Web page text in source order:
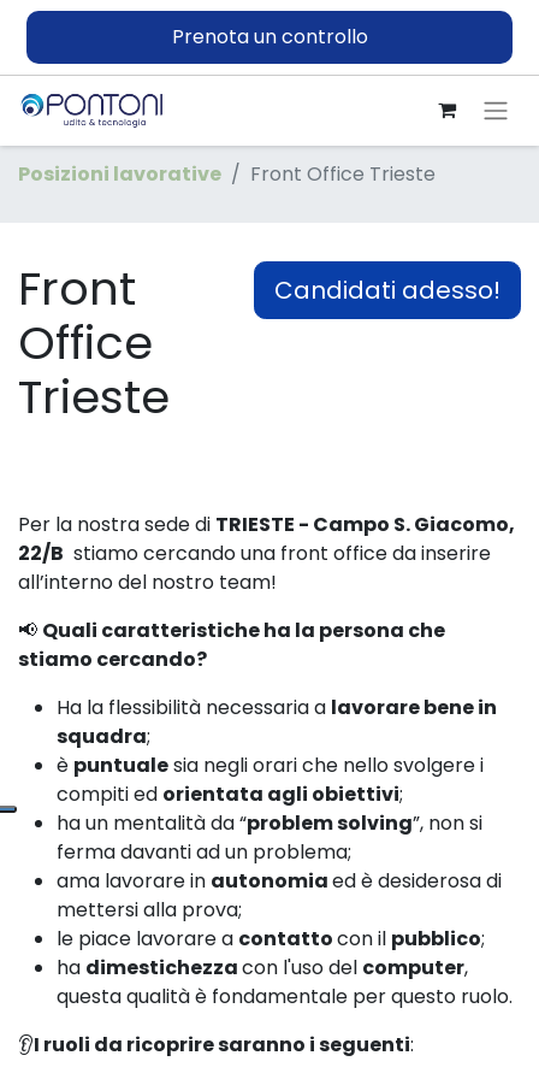
Prenota un controllo
Posizioni lavorative Front Office Trieste
Candidati adesso!
Front
Office
Trieste
Per la nostra sede di TRIESTE - Campo S. Giacomo,
22/B stiamo cercando una front office da inserire
all’interno del nostro team!
📢 Quali caratteristiche ha la persona che
stiamo cercando?
Ha la flessibilità necessaria a lavorare bene in
squadra;
è puntualesia negli orari che nello svolgere i
compiti ed orientata agli obiettivi;
ha un mentalità da “problem solving”, non si
ferma davanti ad un problema;
ama lavorare in autonomiaed è desiderosa di
mettersi alla prova;
le piace lavorare a contattocon il pubblico;
ha dimestichezzacon l'uso del computer,
questa qualità è fondamentale per questo ruolo.
👂I ruoli da ricoprire saranno i seguenti: